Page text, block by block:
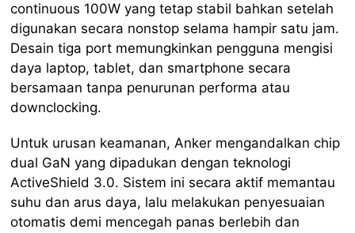
continuous 100W yang tetap stabil bahkan setelah
digunakan secara nonstop selama hampir satu jam.
Desain tiga port memungkinkan pengguna mengisi
daya laptop, tablet, dan smartphone secara
bersamaan tanpa penurunan performa atau
downclocking.
Untuk urusan keamanan, Anker mengandalkan chip
dual GaN yang dipadukan dengan teknologi
ActiveShield 3.0. Sistem ini secara aktif memantau
suhu dan arus daya, lalu melakukan penyesuaian
otomatis demi mencegah panas berlebih dan